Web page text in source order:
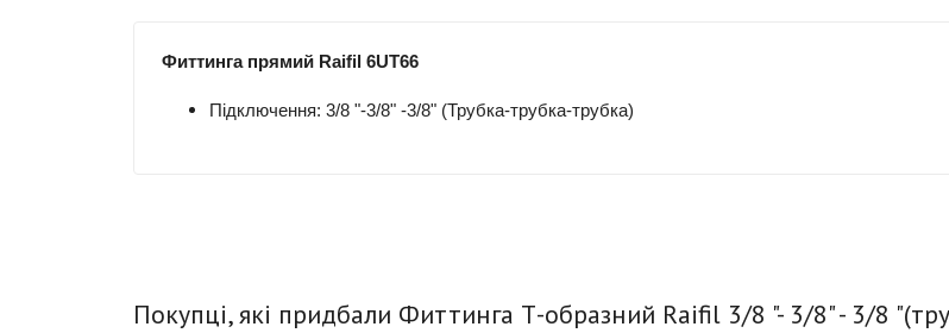
Фиттинга прямий Raifil 6UT66
Підключення: 3/8 "-3/8"-3/8"(Трубка-трубка-трубка)
Покупці, які придбали Фиттинга Т-образний Raifil 3/8 "- 3/8" - 3/8